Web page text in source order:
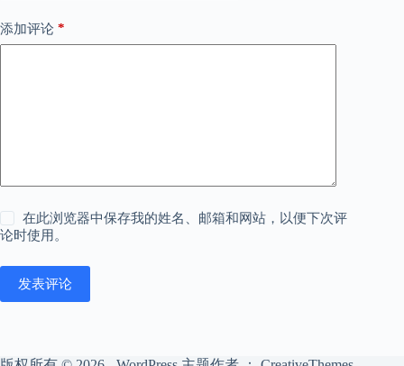
添加评论 *
在此浏览器中保存我的姓名、邮箱和网站，以便下次评
论时使用。
发表评论